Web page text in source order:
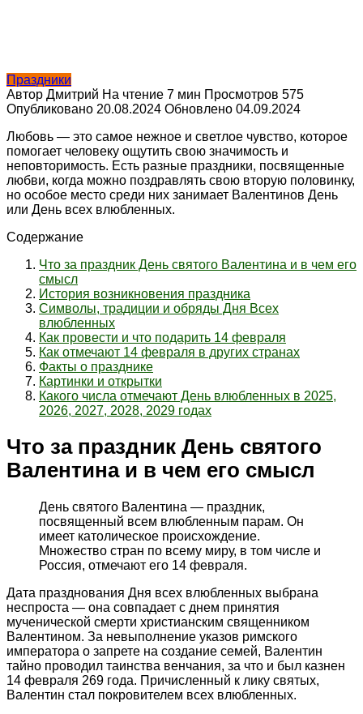
Праздники
Автор Дмитрий На чтение 7 мин Просмотров 575
Опубликовано 20.08.2024 Обновлено 04.09.2024
Любовь — это самое нежное и светлое чувство, которое
помогает человеку ощутить свою значимость и
неповторимость. Есть разные праздники, посвященные
любви, когда можно поздравлять свою вторую половинку,
но особое место среди них занимает Валентинов День
или День всех влюбленных.
Содержание
Что за праздник День святого Валентина и в чем его
смысл
История возникновения праздника
Символы, традиции и обряды Дня Всех
влюбленных
Как провести и что подарить 14 февраля
Как отмечают 14 февраля в других странах
Факты о празднике
Картинки и открытки
Какого числа отмечают День влюбленных в 2025,
2026, 2027, 2028, 2029 годах
Что за праздник День святого
Валентина и в чем его смысл
День святого Валентина — праздник,
посвященный всем влюбленным парам. Он
имеет католическое происхождение.
Множество стран по всему миру, в том числе и
Россия, отмечают его 14 февраля.
Дата празднования Дня всех влюбленных выбрана
неспроста — она совпадает с днем принятия
мученической смерти христианским священником
Валентином. За невыполнение указов римского
императора о запрете на создание семей, Валентин
тайно проводил таинства венчания, за что и был казнен
14 февраля 269 года. Причисленный к лику святых,
Валентин стал покровителем всех влюбленных.